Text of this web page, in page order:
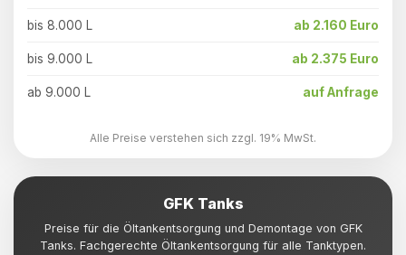
bis 8.000 L ab 2.160 Euro
bis 9.000 L ab 2.375 Euro
ab 9.000 L auf Anfrage
Alle Preise verstehen sich zzgl. 19% MwSt.
GFK Tanks
Preise für die Öltankentsorgung und Demontage von GFK
Tanks. Fachgerechte Öltankentsorgung für alle Tanktypen.